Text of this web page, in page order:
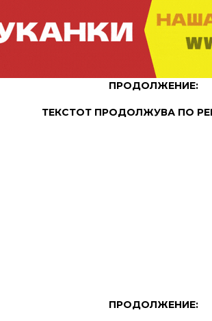
ПРОДОЛЖЕНИЕ:
ТЕКСТОТ ПРОДОЛЖУВА ПО
ПРОДОЛЖЕНИЕ: